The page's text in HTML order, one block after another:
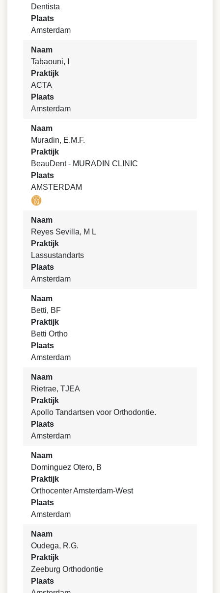
Dentista
Plaats
Amsterdam
Naam
Tabaouni, I
Praktijk
ACTA
Plaats
Amsterdam
Naam
Muradin, E.M.F.
Praktijk
BeauDent - MURADIN CLINIC
Plaats
AMSTERDAM
Naam
Reyes Sevilla, M L
Praktijk
Lassustandarts
Plaats
Amsterdam
Naam
Betti, BF
Praktijk
Betti Ortho
Plaats
Amsterdam
Naam
Rietrae, TJEA
Praktijk
Apollo Tandartsen voor Orthodontie.
Plaats
Amsterdam
Naam
Dominguez Otero, B
Praktijk
Orthocenter Amsterdam-West
Plaats
Amsterdam
Naam
Oudega, R.G.
Praktijk
Zeeburg Orthodontie
Plaats